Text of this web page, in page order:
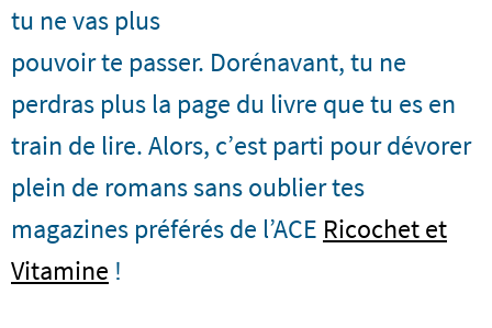
tu ne vas plus
pouvoir te passer. Dorénavant, tu ne
perdras plus la page du livre que tu es en
train de lire. Alors, c’est parti pour dévorer
plein de romans sans oublier tes
magazines préférés de l’ACE Ricochet et
Vitamine !